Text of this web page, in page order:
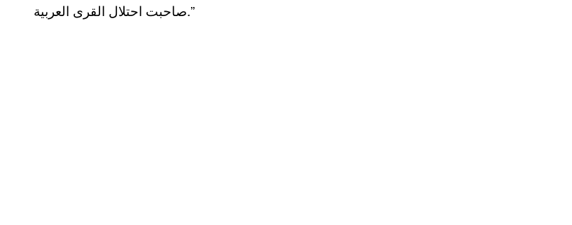
صاحبت احتلال القرى العربية.”